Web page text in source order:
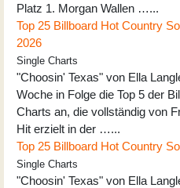
Platz 1. Morgan Wallen …...
Top 25 Billboard Hot Country
2026
Single Charts
"Choosin' Texas" von Ella
Woche in Folge die Top 5 der
Charts an, die vollständig von
Hit erzielt in der …...
Top 25 Billboard Hot Country
Single Charts
"Choosin' Texas" von Ella